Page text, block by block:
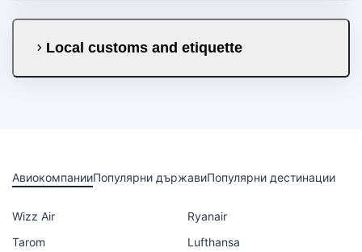
Local customs and etiquette
АвиокомпанииПопулярни държавиПопулярни дестинации
Wizz Air
Ryanair
Tarom
Lufthansa